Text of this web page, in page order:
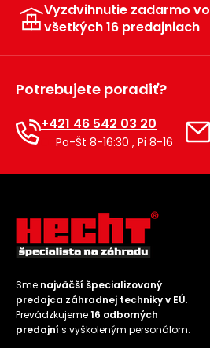
Vyzdvihnutie zadarmo vo
všetkých 16 predajniach
Potrebujete poradiť?
+421 46 542 03 20
Po-Št 8-16:30 , Pi 8-16
Sme najväčší špecializovaný
predajca záhradnej techniky v EÚ.
Prevádzkujeme16 odborných
predajní s vyškoleným personálom.